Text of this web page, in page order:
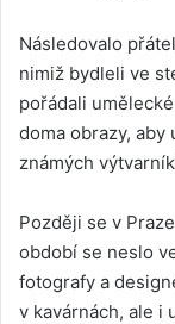
Následovalo
nimiž bydleli ve
pořádali
doma obrazy, aby
známých
Později se v
období se neslo
fotografy a
v kavárnách, ale i